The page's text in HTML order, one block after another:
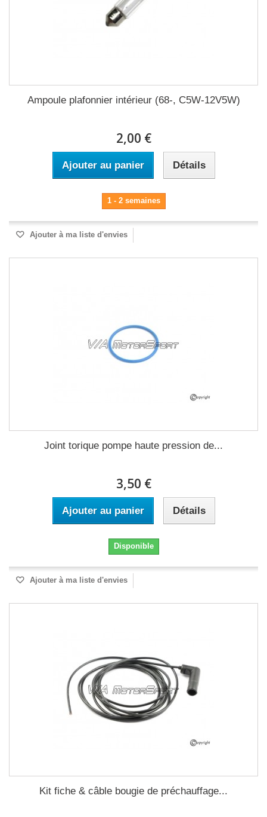
Ampoule plafonnier intérieur (68-, C5W-12V5W)
2,00 €
Ajouter au panier Détails
1 - 2 semaines
Ajouter à ma liste d'envies
Joint torique pompe haute pression de...
3,50 €
Ajouter au panier Détails
Disponible
Ajouter à ma liste d'envies
Kit fiche & câble bougie de préchauffage...